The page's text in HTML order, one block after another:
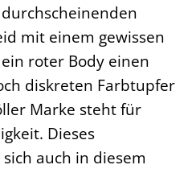
mit einem gewissen
roter Body einen
diskreten Farbtupfer
Marke steht für
Dieses
auch in diesem